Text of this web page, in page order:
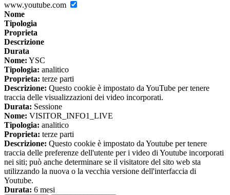
www.youtube.com
Nome
Tipologia
Proprieta
Descrizione
Durata
Nome: YSC
Tipologia: analitico
Proprieta: terze parti
Descrizione: Questo cookie è impostato da YouTube per tenere
traccia delle visualizzazioni dei video incorporati.
Durata: Sessione
Nome: VISITOR_INFO1_LIVE
Tipologia: analitico
Proprieta: terze parti
Descrizione: Questo cookie è impostato da Youtube per tenere
traccia delle preferenze dell'utente per i video di Youtube incorporati
nei siti; può anche determinare se il visitatore del sito web sta
utilizzando la nuova o la vecchia versione dell'interfaccia di
Youtube.
Durata: 6 mesi